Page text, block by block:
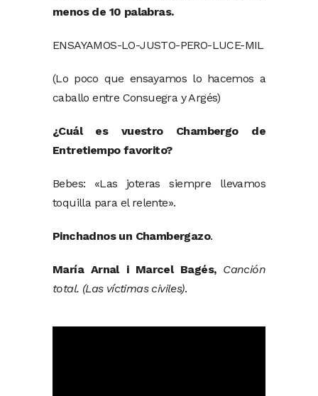
menos de 10 palabras.
ENSAYAMOS-LO-JUSTO-PERO-LUCE-MIL
(Lo poco que ensayamos lo hacemos a
caballo entre Consuegra y Argés)
¿Cuál es vuestro Chambergo de
Entretiempo favorito?
Bebes: «Las joteras siempre llevamos
toquilla para el relente».
Pinchadnos un Chambergazo.
María Arnal i Marcel Bagés, Canción
total. (Las víctimas civiles).